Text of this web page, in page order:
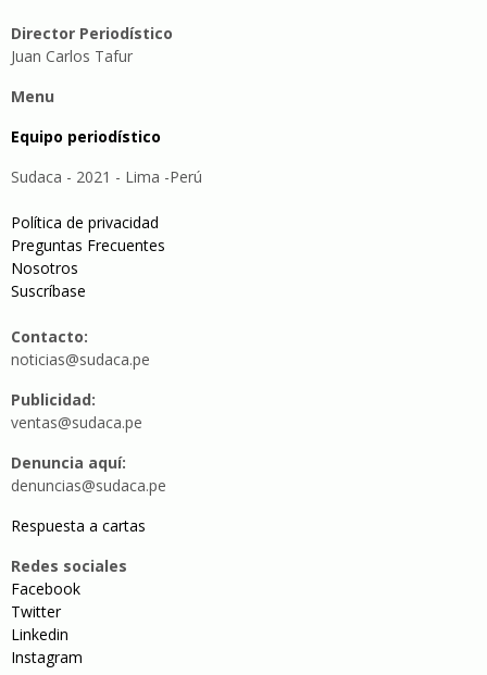
Director Periodístico
Juan Carlos Tafur
Menu
Equipo periodístico
Sudaca - 2021 - Lima -Perú
Política de privacidad
Preguntas Frecuentes
Nosotros
Suscríbase
Contacto:
noticias@sudaca.pe
Publicidad:
ventas@sudaca.pe
Denuncia aquí:
denuncias@sudaca.pe
Respuesta a cartas
Redes sociales
Facebook
Twitter
Linkedin
Instagram